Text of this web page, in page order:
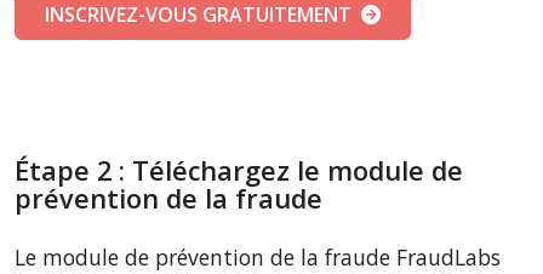
INSCRIVEZ-VOUS GRATUITEMENT
Étape 2 : Téléchargez le module de
prévention de la fraude
Le module de prévention de la fraude FraudLabs